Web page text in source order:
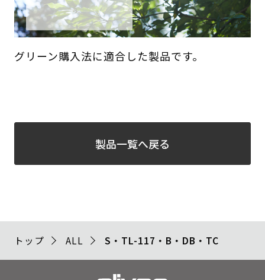
グリーン購入法に適合した製品です。
製品一覧へ戻る
トップ ALL S・TL-117・B・DB・TC